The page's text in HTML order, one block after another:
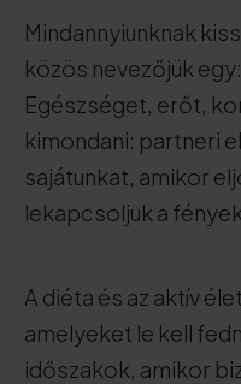
Mindannyiunknak
közös nevezőjük egy:
Egészséget, erőt,
kimondani: partneri
sajátunkat, amikor
lekapcsoljuk a
A diéta és az aktív
amelyeket le kell
időszakok, amikor